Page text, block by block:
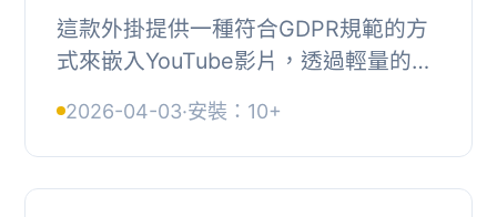
這款外掛提供一種符合GDPR規範的方
式來嵌入YouTube影片，透過輕量的佔
在使用者點擊播放時才會載入YouTube
播放器，提升網...
2026-04-03·安裝：10+